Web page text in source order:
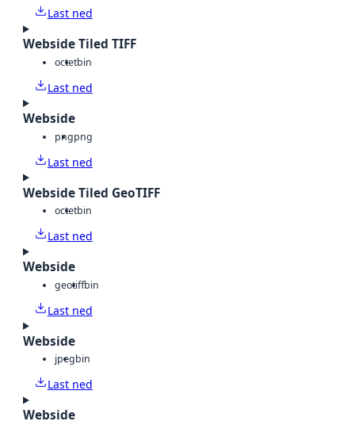
Last ned
Webside Tiled TIFF
octetbin
Last ned
Webside
pngpng
Last ned
Webside Tiled GeoTIFF
octetbin
Last ned
Webside
geotiffbin
Last ned
Webside
jpegbin
Last ned
Webside